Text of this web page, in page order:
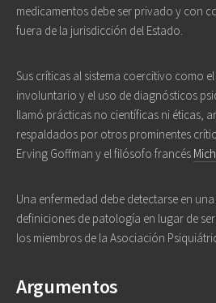
medicamentos debe ser privado y con
fuera de la jurisdicción del Estado.
Sus críticas al sistema coercitivo como
involuntario y el uso de diagnósticos
llamó prácticas no científicas ni éticas,
respaldados por otros prominentes
Erving Goffman y el filósofo francés
Una enfermedad debe detectarse en
definiciones de patología en lugar de
los miembros de la Asociación
Argumentos